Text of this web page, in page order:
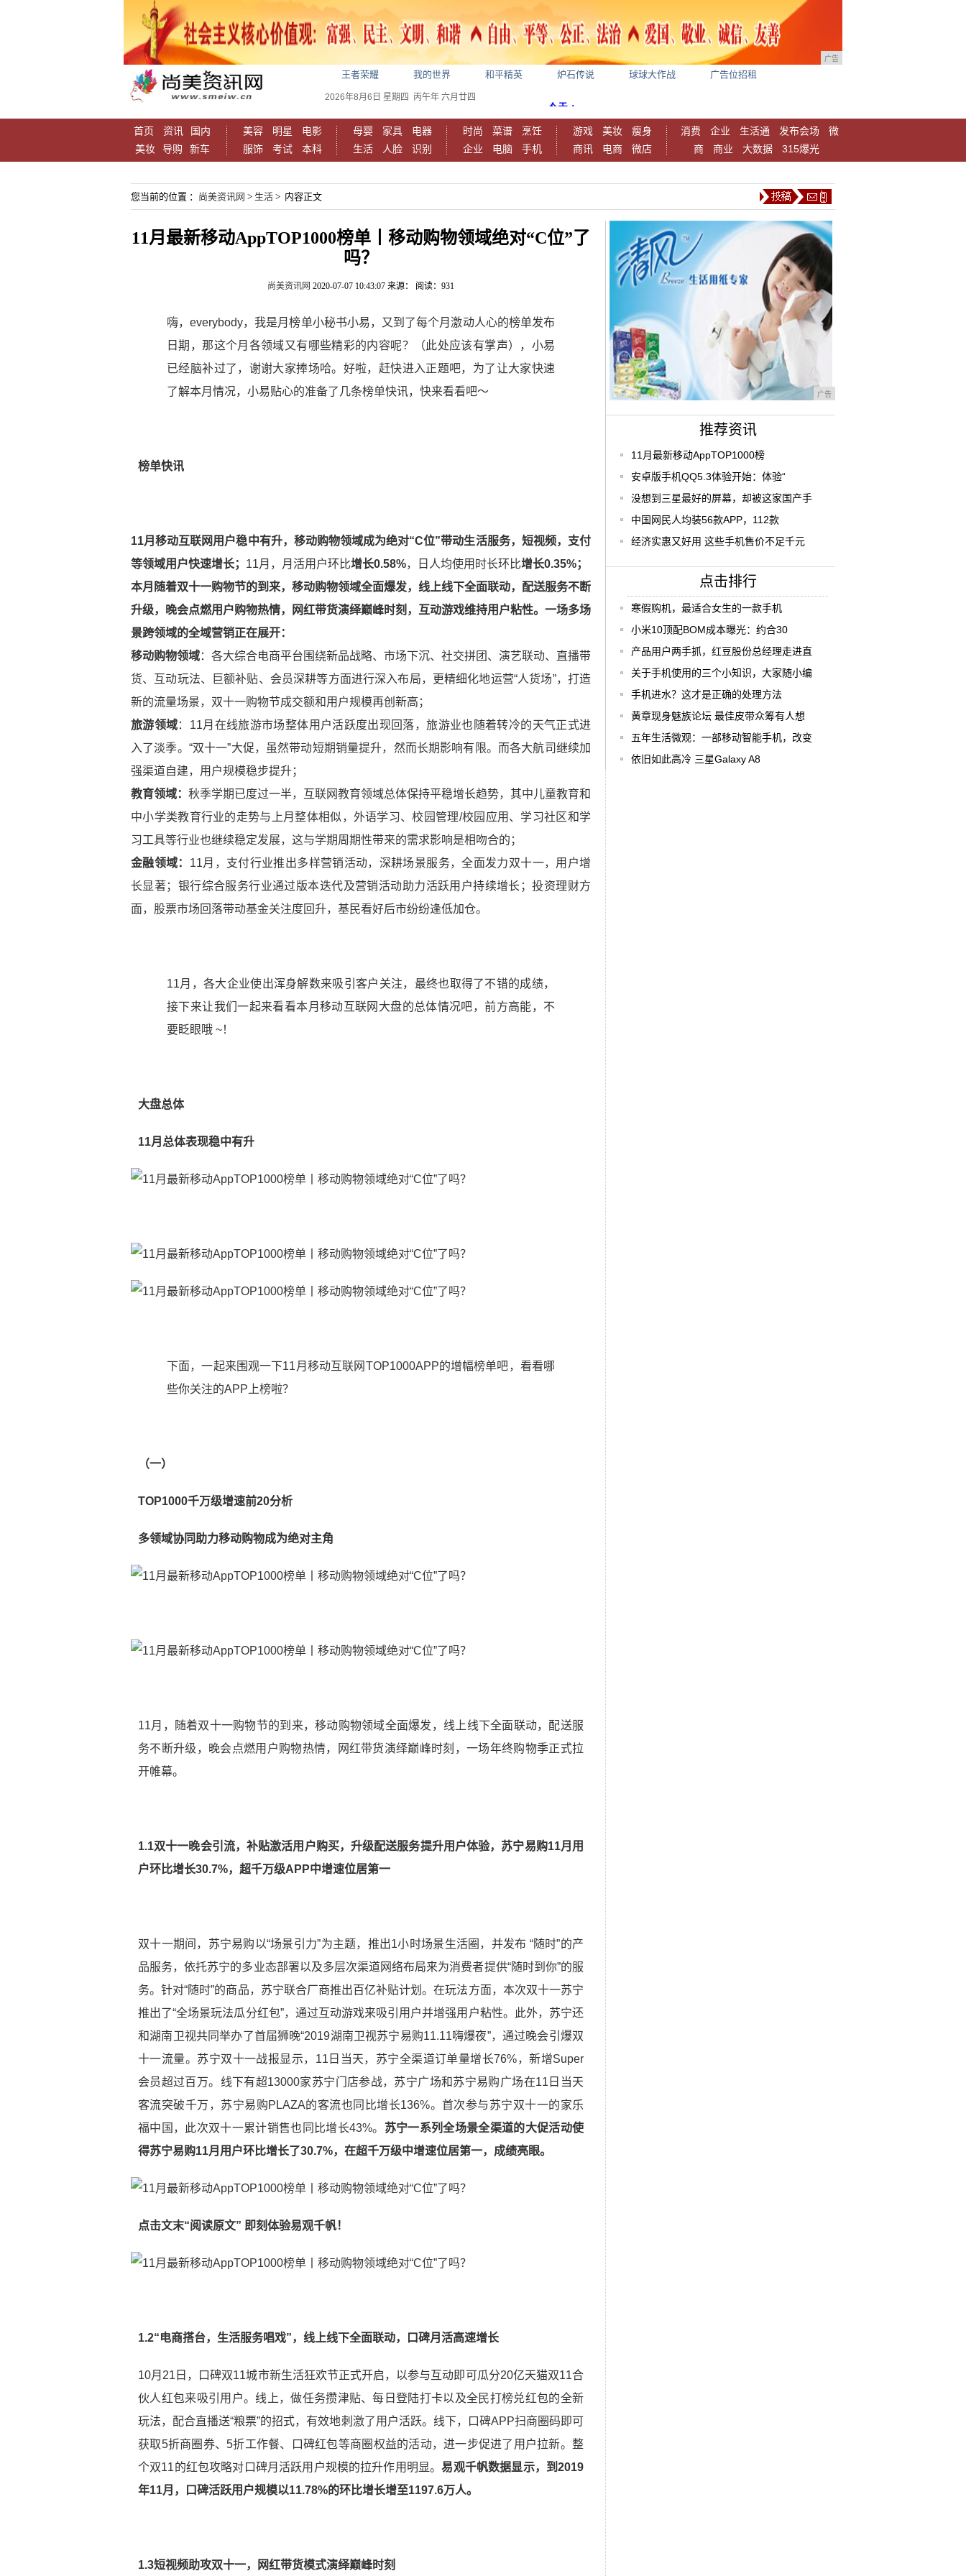
广告
王者荣耀 我的世界 和平精英 炉石传说 球球大作战 广告位招租
2026年8月6日 星期四 丙午年 六月廿四
首页 资讯
国内
美妆
导购 新车
美容 明星
电影
服饰
考试 本科
母婴 家具
电器
生活
人脸 识别
时尚 菜谱
烹饪
企业
电脑 手机
游戏 美妆
瘦身
商讯
电商 微店
消费 企业 生活通 发布会场
微
商
商业 大数据 315爆光
您当前的位置 ： 尚美资讯网 > 生活 > 内容正文
11月最新移动AppTOP1000榜单丨移动购物领域绝对“C位”了
吗？
尚美资讯网 2020-07-07 10:43:07 来源： 阅读：931
嗨，everybody，我是月榜单小秘书小易，又到了每个月激动人心的榜单发布
日期，那这个月各领域又有哪些精彩的内容呢？（此处应该有掌声），小易
已经脑补过了，谢谢大家捧场哈。好啦，赶快进入正题吧，为了让大家快速
了解本月情况，小易贴心的准备了几条榜单快讯，快来看看吧～
榜单快讯
11月移动互联网用户稳中有升，移动购物领域成为绝对“C位”带动生活服务，短视频，支付
等领域用户快速增长； 11月，月活用户环比增长0.58%，日人均使用时长环比增长0.35%；
本月随着双十一购物节的到来，移动购物领域全面爆发，线上线下全面联动，配送服务不断
升级，晚会点燃用户购物热情，网红带货演绎巅峰时刻，互动游戏维持用户粘性。一场多场
景跨领域的全域营销正在展开：
移动购物领域：各大综合电商平台围绕新品战略、市场下沉、社交拼团、演艺联动、直播带
货、互动玩法、巨额补贴、会员深耕等方面进行深入布局，更精细化地运营“人货场”，打造
新的流量场景，双十一购物节成交额和用户规模再创新高；
旅游领域：11月在线旅游市场整体用户活跃度出现回落，旅游业也随着转冷的天气正式进
入了淡季。“双十一”大促，虽然带动短期销量提升，然而长期影响有限。而各大航司继续加
强渠道自建，用户规模稳步提升；
教育领域： 秋季学期已度过一半，互联网教育领域总体保持平稳增长趋势，其中儿童教育和
中小学类教育行业的走势与上月整体相似，外语学习、校园管理/校园应用、学习社区和学
习工具等行业也继续稳定发展，这与学期周期性带来的需求影响是相吻合的；
金融领域： 11月，支付行业推出多样营销活动，深耕场景服务，全面发力双十一，用户增
长显著；银行综合服务行业通过版本迭代及营销活动助力活跃用户持续增长；投资理财方
面，股票市场回落带动基金关注度回升，基民看好后市纷纷逢低加仓。
11月，各大企业使出浑身解数来吸引客户关注，最终也取得了不错的成绩，
接下来让我们一起来看看本月移动互联网大盘的总体情况吧，前方高能，不
要眨眼哦 ~！
大盘总体
11月总体表现稳中有升
下面，一起来围观一下11月移动互联网TOP1000APP的增幅榜单吧，看看哪
些你关注的APP上榜啦？
（一）
TOP1000千万级增速前20分析
多领域协同助力移动购物成为绝对主角
11月，随着双十一购物节的到来，移动购物领域全面爆发，线上线下全面联动，配送服
务不断升级，晚会点燃用户购物热情，网红带货演绎巅峰时刻，一场年终购物季正式拉
开帷幕。
1.1双十一晚会引流，补贴激活用户购买，升级配送服务提升用户体验，苏宁易购11月用
户环比增长30.7%，超千万级APP中增速位居第一
双十一期间，苏宁易购以“场景引力”为主题，推出1小时场景生活圈，并发布 “随时”的产
品服务，依托苏宁的多业态部署以及多层次渠道网络布局来为消费者提供“随时到你”的服
务。针对“随时”的商品，苏宁联合厂商推出百亿补贴计划。在玩法方面，本次双十一苏宁
推出了“全场景玩法瓜分红包”，通过互动游戏来吸引用户并增强用户粘性。此外，苏宁还
和湖南卫视共同举办了首届狮晚“2019湖南卫视苏宁易购11.11嗨爆夜”，通过晚会引爆双
十一流量。苏宁双十一战报显示，11日当天，苏宁全渠道订单量增长76%，新增Super
会员超过百万。线下有超13000家苏宁门店参战，苏宁广场和苏宁易购广场在11日当天
客流突破千万，苏宁易购PLAZA的客流也同比增长136%。首次参与苏宁双十一的家乐
福中国，此次双十一累计销售也同比增长43%。 苏宁一系列全场景全渠道的大促活动使
得苏宁易购11月用户环比增长了30.7%，在超千万级中增速位居第一，成绩亮眼。
点击文末“阅读原文” 即刻体验易观千帆！
1.2“电商搭台，生活服务唱戏”，线上线下全面联动，口碑月活高速增长
10月21日，口碑双11城市新生活狂欢节正式开启，以参与互动即可瓜分20亿天猫双11合
伙人红包来吸引用户。线上，做任务攒津贴、每日登陆打卡以及全民打榜兑红包的全新
玩法，配合直播送“粮票”的招式，有效地刺激了用户活跃。线下，口碑APP扫商圈码即可
获取5折商圈券、5折工作餐、口碑红包等商圈权益的活动，进一步促进了用户拉新。整
个双11的红包攻略对口碑月活跃用户规模的拉升作用明显。易观千帆数据显示，到2019
年11月，口碑活跃用户规模以11.78%的环比增长增至1197.6万人。
1.3短视频助攻双十一，网红带货模式演绎巅峰时刻
广告
推荐资讯
11月最新移动AppTOP1000榜
安卓版手机QQ5.3体验开始：体验“
没想到三星最好的屏幕，却被这家国产手
中国网民人均装56款APP，112款
经济实惠又好用 这些手机售价不足千元
点击排行
寒假购机，最适合女生的一款手机
小米10顶配BOM成本曝光：约合30
产品用户两手抓，红豆股份总经理走进直
关于手机使用的三个小知识，大家随小编
手机进水？这才是正确的处理方法
黄章现身魅族论坛 最佳皮带众筹有人想
五年生活微观：一部移动智能手机，改变
依旧如此高冷 三星Galaxy A8